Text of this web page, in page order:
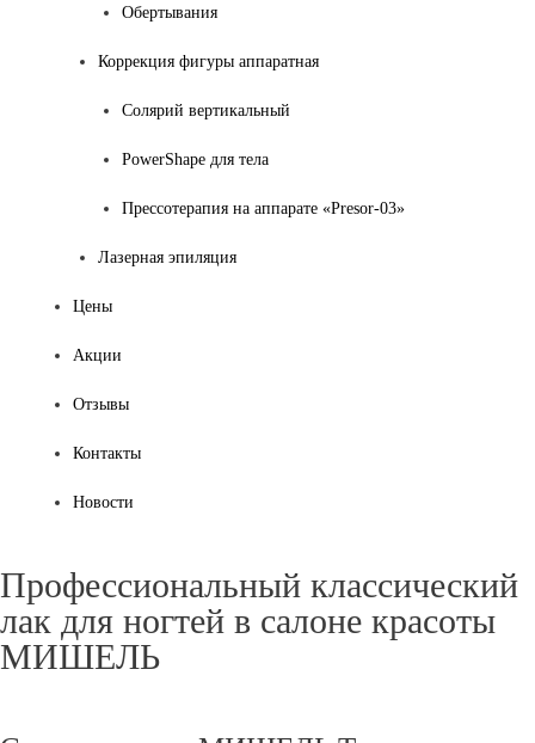
Обертывания
Коррекция фигуры аппаратная
Солярий вертикальный
PowerShape для тела
Прессотерапия на аппарате «Presor-03»
Лазерная эпиляция
Цены
Акции
Отзывы
Контакты
Новости
Профессиональный классический
лак для ногтей в салоне красоты
МИШЕЛЬ